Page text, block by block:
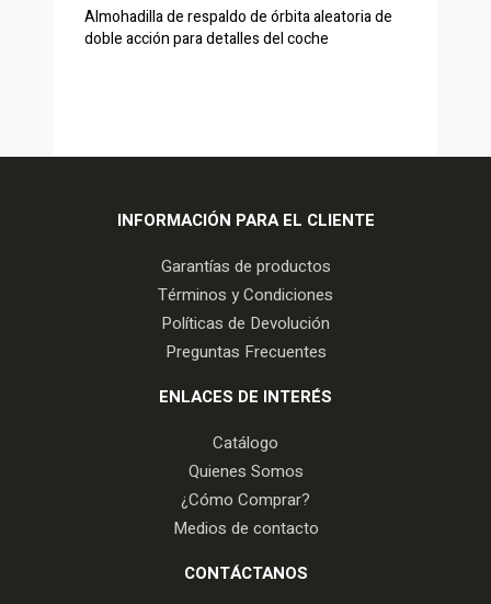
Almohadilla de respaldo de órbita aleatoria de
doble acción para detalles del coche
INFORMACIÓN PARA EL CLIENTE
Garantías de productos
Términos y Condiciones
Políticas de Devolución
Preguntas Frecuentes
ENLACES DE INTERÉS
Catálogo
Quienes Somos
¿Cómo Comprar?
Medios de contacto
CONTÁCTANOS